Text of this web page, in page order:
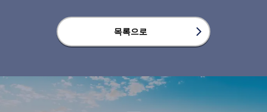
목록으로